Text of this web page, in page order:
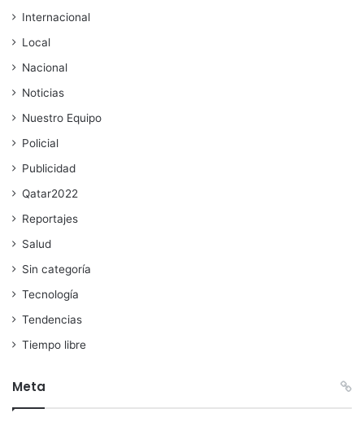
Internacional
Local
Nacional
Noticias
Nuestro Equipo
Policial
Publicidad
Qatar2022
Reportajes
Salud
Sin categoría
Tecnología
Tendencias
Tiempo libre
Meta